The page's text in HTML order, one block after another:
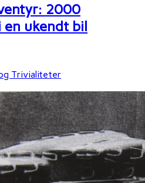
2000
en ukendt bil
Trivialiteter